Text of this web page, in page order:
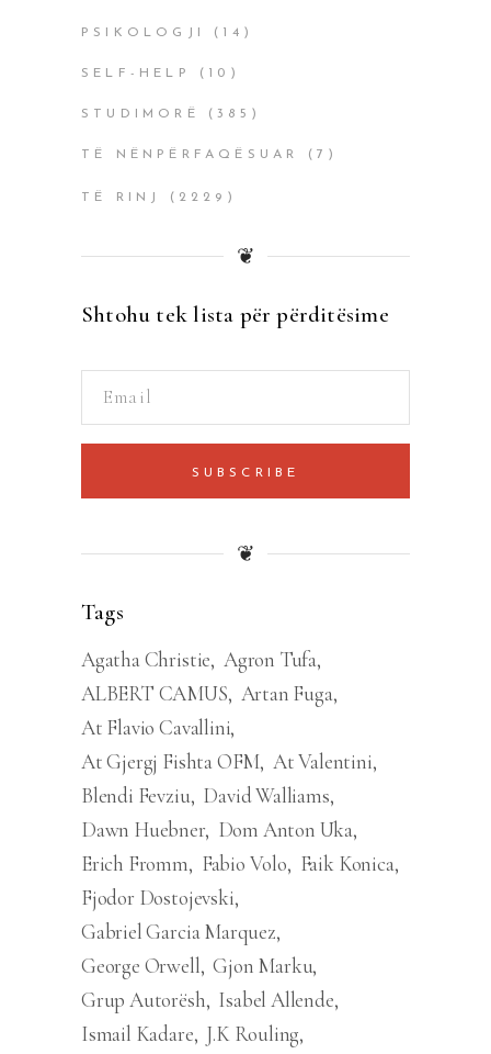
PSIKOLOGJI (14)
SELF-HELP (10)
STUDIMORË (385)
TË NËNPËRFAQËSUAR (7)
TË RINJ (2229)
❦
Shtohu tek lista për përditësime
SUBSCRIBE
❦
Tags
Agatha Christie Agron Tufa
ALBERT CAMUS Artan Fuga
At Flavio Cavallini
At Gjergj Fishta OFM At Valentini
Blendi Fevziu David Walliams
Dawn Huebner Dom Anton Uka
Erich Fromm
Fabio Volo
Faik Konica
Fjodor Dostojevski
Gabriel Garcia Marquez
George Orwell Gjon Marku
Grup Autorësh Isabel Allende
Ismail Kadare J.K Rouling